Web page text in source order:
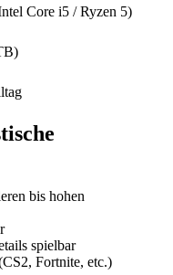
Core i5 / Ryzen 5)
bis hohen
spielbar
Fortnite, etc.)